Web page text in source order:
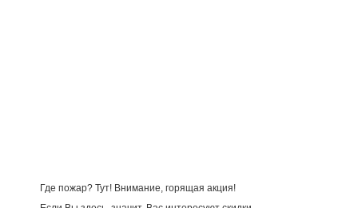
Где пожар? Тут! Внимание, горящая акция!